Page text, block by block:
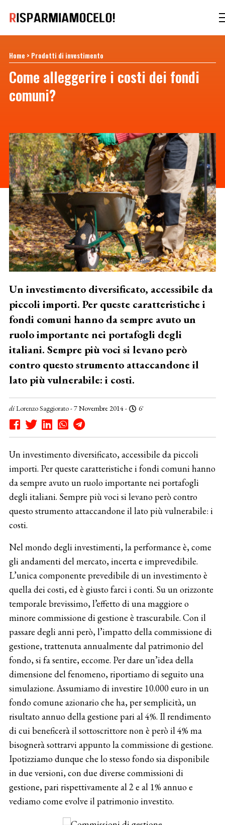
Home > Prodotti di investimento
Come alleggerire i costi dei fondi
comuni?
Un investimento diversificato, accessibile da
piccoli importi. Per queste caratteristiche i
fondi comuni hanno da sempre avuto un
ruolo importante nei portafogli degli
italiani. Sempre più voci si levano però
contro questo strumento attaccandone il
lato più vulnerabile: i costi.
diLorenzo Saggiorato- 7 Novembre 2014 - 6'
Un investimento diversificato, accessibile da piccoli
importi. Per queste caratteristiche i fondi comuni hanno
da sempre avuto un ruolo importante nei portafogli
degli italiani. Sempre più voci si levano però contro
questo strumento attaccandone il lato più vulnerabile: i
costi.
Nel mondo degli investimenti, la performance è, come
gli andamenti del mercato, incerta e imprevedibile.
L’unica componente prevedibile di un investimento è
quella dei costi, ed è giusto farci i conti. Su un orizzonte
temporale brevissimo, l’effetto di una maggiore o
minore commissione di gestione è trascurabile. Con il
passare degli anni però, l’impatto della commissione di
gestione, trattenuta annualmente dal patrimonio del
fondo, si fa sentire, eccome. Per dare un’idea della
dimensione del fenomeno, riportiamo di seguito una
simulazione. Assumiamo di investire 10.000 euro in un
fondo comune azionario che ha, per semplicità, un
risultato annuo della gestione pari al 4%. Il rendimento
di cui beneficerà il sottoscrittore non è però il 4% ma
bisognerà sottrarvi appunto la commissione di gestione.
Ipotizziamo dunque che lo stesso fondo sia disponibile
in due versioni, con due diverse commissioni di
gestione, pari rispettivamente al 2 e al 1% annuo e
vediamo come evolve il patrimonio investito.